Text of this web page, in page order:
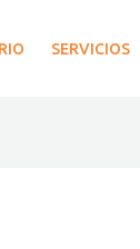
SERVICIOS